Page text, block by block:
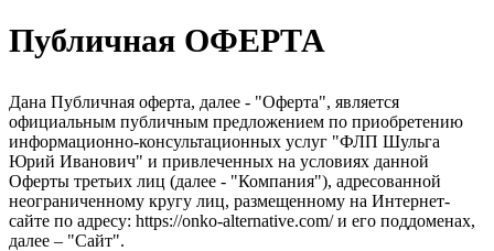
Публичная ОФЕРТА
Дана Публичная оферта, далее - "Оферта", является
официальным публичным предложением по приобретению
информационно-консультационных услуг "ФЛП Шульга
Юрий Иванович" и привлеченных на условиях данной
Оферты третьих лиц (далее - "Компания"), адресованной
неограниченному кругу лиц, размещенному на Интернет-
сайте по адресу: https://onko-alternative.com/ и его поддоменах,
далее – "Сайт".